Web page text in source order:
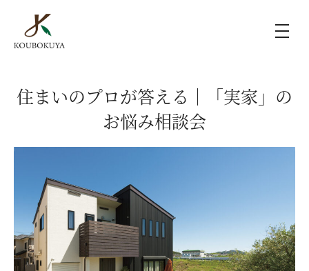
KOUBOKUYAの家づくり
ラインナップ
モデルハウス（KOUBOX）
香木家通信
住まいのプロが答える｜「実家」の
お悩み相談会